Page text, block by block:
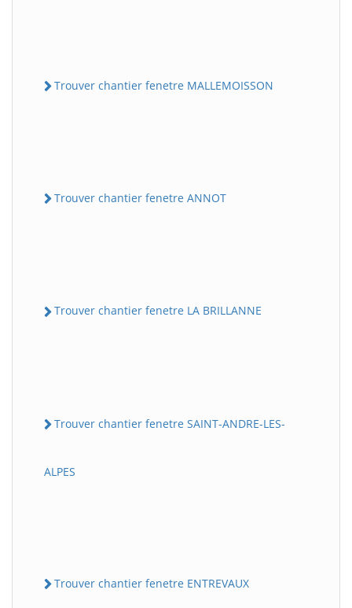
Trouver chantier fenetre MALLEMOISSON
Trouver chantier fenetre ANNOT
Trouver chantier fenetre LA BRILLANNE
Trouver chantier fenetre SAINT-ANDRE-LES-
ALPES
Trouver chantier fenetre ENTREVAUX